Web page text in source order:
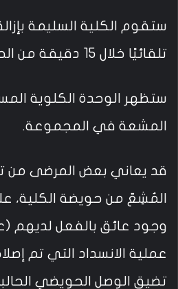
ستقوم الكلية السليمة
تلقائيًا خلال 15 دقيقة من الحقن الأولي.
ستظهر الوحدة الكلوية
المشعة في المجموعة.
قد يعاني بعض المرضى من
المُشِعّ من حويضة الكلية،
وجود عائق بالفعل لديهم
عملية الانسداد التي تم
تضيق الوصل الحويضي